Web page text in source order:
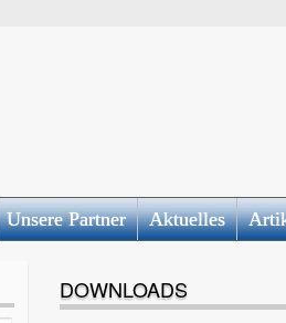
Unsere Partner Aktuelles
DOWNLOADS